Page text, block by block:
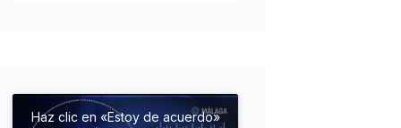
Haz clic en «Estoy de acuerdo»